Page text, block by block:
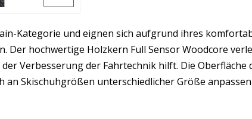
Kategorie und eignen sich aufgrund ihres
Der hochwertige Holzkern Full Sensor Woodcore
Verbesserung der Fahrtechnik hilft. Die Oberfläche
Skischuhgrößen unterschiedlicher Größe